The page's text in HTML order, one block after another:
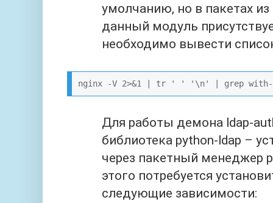
умолчанию, но в пакетах из
данный модуль
необходимо вывести
nginx -V 2>&1 | tr ' ' '\n' | grep with-
Для работы демона
библиотека python-ldap –
через пакетный менеджер
этого потребуется
следующие зависимости: